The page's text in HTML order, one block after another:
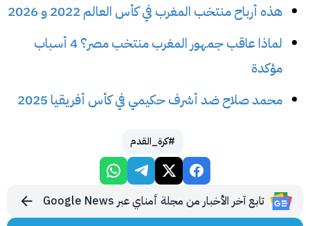
هذه أرباح منتخب المغرب في كأس العالم 2022 و 2026
لماذا عاقب جمهور المغرب منتخب مصر؟ 4 أسباب
مؤكدة
محمد صلاح ضد أشرف حكيمي في كأس أفريقيا 2025
#كرة_القدم
تابع آخر الأخبار من مجلة أمناي عبر Google News